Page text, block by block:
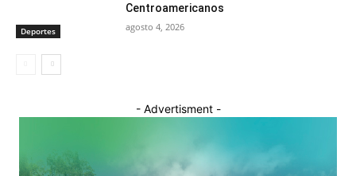
Deportes
Centroamericanos
agosto 4, 2026
- Advertisment -